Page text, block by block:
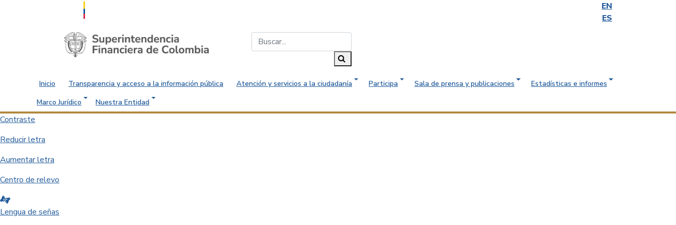
EN
ES
Saltar al contenido principal
Inicio Transparencia y acceso a la información pública Atención y servicios a la ciudadanía Participa Sala de prensa y publicaciones
Estadísticas e informes
Marco Jurídico
Nuestra Entidad
Contraste
Reducir letra
Aumentar letra
Centro de relevo
Lengua de señas